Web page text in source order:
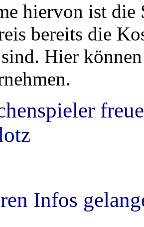
hiervon ist die
bereits die
Hier
Infos